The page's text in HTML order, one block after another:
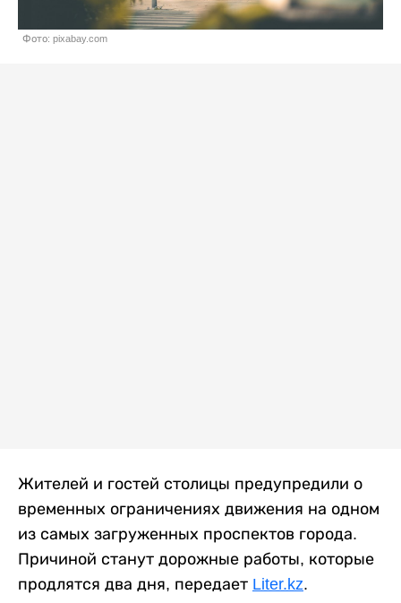
Фото: pixabay.com
Жителей и гостей столицы предупредили о
временных ограничениях движения на одном
из самых загруженных проспектов города.
Причиной станут дорожные работы, которые
продлятся два дня, передает Liter.kz.